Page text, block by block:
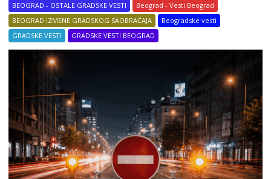
BEOGRAD - OSTALE GRADSKE VESTI
Beograd - Vesti Beograd
BEOGRAD IZMENE GRADSKOG SAOBRAĆAJA
Beogradske vesti
GRADSKE VESTI
GRADSKE VESTI BEOGRAD